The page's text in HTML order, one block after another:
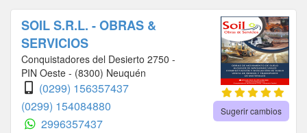
SOIL S.R.L. - OBRAS &
SERVICIOS
Conquistadores del Desierto 2750 -
PIN Oeste - (8300) Neuquén
(0299) 156357437
(0299) 154084880
2996357437
Sugerir cambios